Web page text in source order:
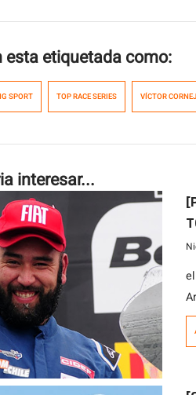
etiquetada como:
SPORT TOP RACE SERIES VÍCTOR
interesar...